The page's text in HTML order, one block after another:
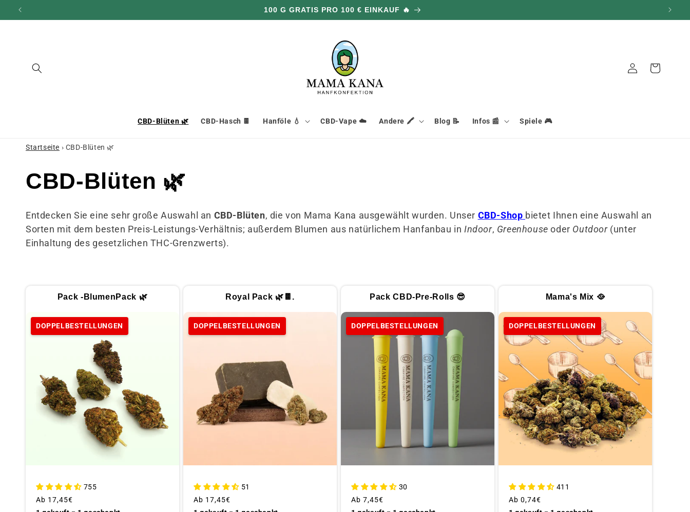
und zum
100 G GRATIS PRO 100 € EINKAUF 🔥
CBD-Blüten 🌿 CBD-Hasch 🍫 Hanföle 💧 CBD-Vape ☁️ Andere 🖍️ Blog 📝 Infos 📰 Spiele 🎮
VerbindungWarenkorb
Startseite › CBD-Blüten 🌿
S
a
m
u
CBD-Blüten 🌿
Entdecken Sie eine sehr große Auswahl an CBD-Blüten, die von Mama Kana ausgewählt wurden. Unser CBD-Shop bietet Ihnen eine Auswahl an
Sorten mit dem besten Preis-Leistungs-Verhältnis; außerdem Blumen aus natürlichem Hanfanbau in Indoor, Greenhouse oder Outdoor(unter
Einhaltung des gesetzlichen THC-Grenzwerts).
Pack -BlumenPack 🌿
DOPPELBESTELLUNGEN
755
Üblicher
Ab 17,45€
Royal Pack 🌿🍫.
DOPPELBESTELLUNGEN
51
Üblicher
Ab 17,45€
Pack CBD-Pre-Rolls 😎
DOPPELBESTELLUNGEN
30
Üblicher
Ab 7,45€
Mama's Mix 🥘
DOPPELBESTELLUNGEN
411
Üblicher
Ab 0,74€